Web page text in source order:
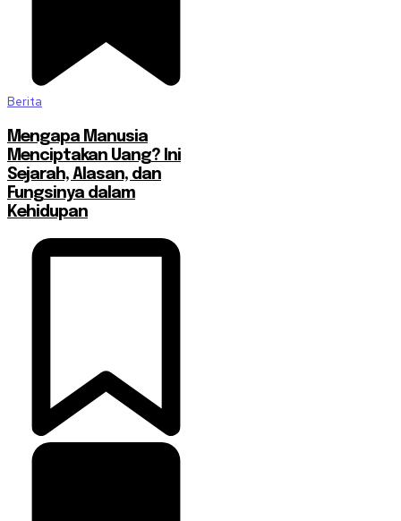
Berita
Mengapa Manusia
Menciptakan Uang? Ini
Sejarah, Alasan, dan
Fungsinya dalam
Kehidupan